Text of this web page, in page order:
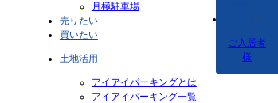
月極駐車場
売りたい
買いたい
土地活用
アイアイパーキングとは
アイアイパーキング一覧
ご入居者
様